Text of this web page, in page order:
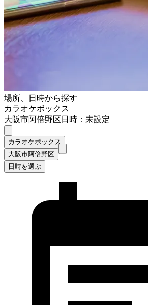
場所、日時から探す
カラオケボックス
大阪市阿倍野区日時：未設定
カラオケボックス
大阪市阿倍野区
日時を選ぶ